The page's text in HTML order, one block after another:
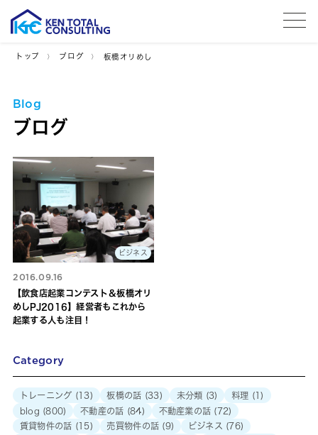
トップ ブログ 板橋オリめし
Blog
ブログ
ビジネス
2016.09.16
【飲食店起業コンテスト＆板橋オリ
めしPJ2016】経営者もこれから
起業する人も注目！
Category
トレーニング (13) 板橋の話 (33) 未分類 (3) 料理 (1)
blog (800) 不動産の話 (84) 不動産業の話 (72)
賃貸物件の話 (15) 売買物件の話 (9) ビジネス (76)